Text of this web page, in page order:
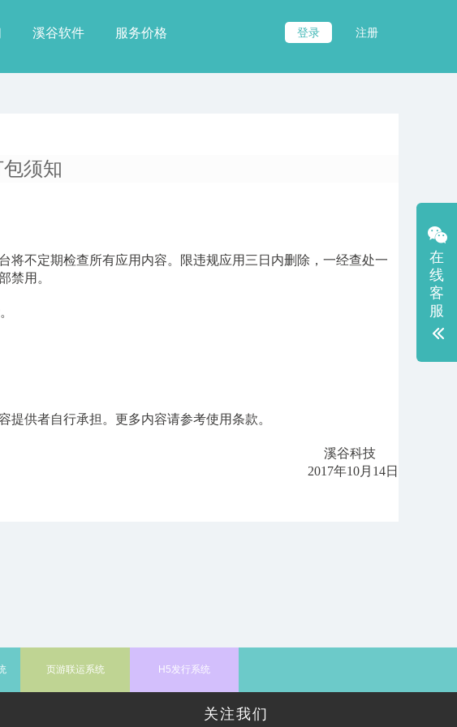
在
线
客
服
溪谷软件 服务价格 登录 注册
须知
不定期检查所有应用内容。限违规应用三日内删除，一经查处一
禁用。
提供者自行承担。 更多内容请参考使用条款。
谷科技
2017年10月14日
页游联运系统 H5发行系统
关注我们